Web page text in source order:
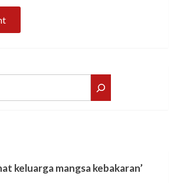
keluarga mangsa kebakaran’